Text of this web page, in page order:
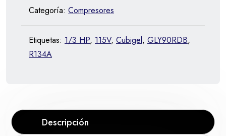
Categoría: Compresores
Etiquetas: 1/3 HP, 115V, Cubigel, GLY90RDB,
R134A
Descripción